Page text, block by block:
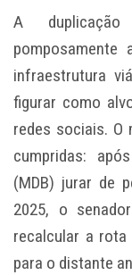
A
infraestrutura
figurar como
redes sociais. O
cumpridas:
(MDB) jurar de
2025, o
recalcular a
para o distante